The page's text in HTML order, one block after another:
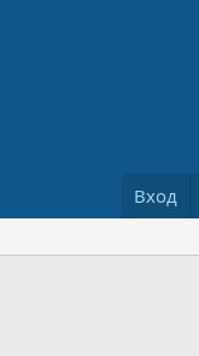
Вход